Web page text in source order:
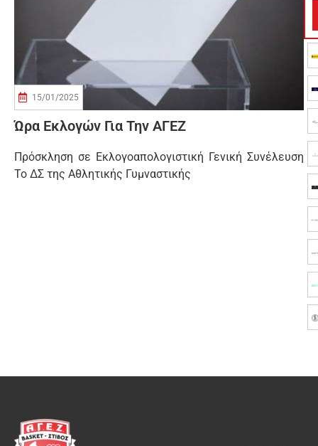
15/01/2025
Ώρα Εκλογών Για Την ΑΓΕΖ
Πρόσκληση σε Εκλογοαπολογιστική Γενική Συνέλευση
Το ΔΣ της Αθλητικής Γυμναστικής